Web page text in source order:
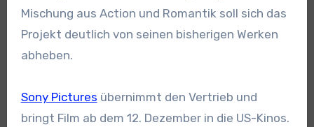
Mischung aus Action und Romantik soll sich das
Projekt deutlich von seinen bisherigen Werken
abheben.
Sony Pictures übernimmt den Vertrieb und
bringt Film ab dem 12. Dezember in die US-Kinos.